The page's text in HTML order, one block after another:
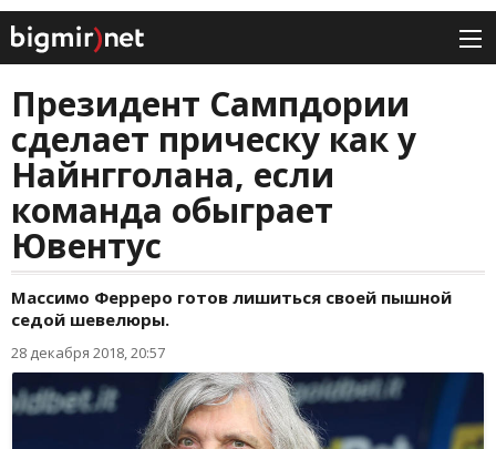
Президент Сампдории
сделает прическу как у
Найнгголана, если
команда обыграет
Ювентус
Массимо Ферреро готов лишиться своей пышной
седой шевелюры.
28 декабря 2018, 20:57